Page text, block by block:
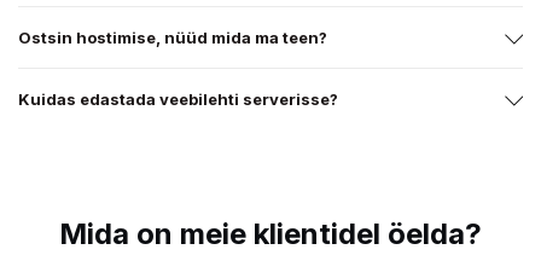
Ostsin hostimise, nüüd mida ma teen?
Kuidas edastada veebilehti serverisse?
Mida on meie klientidel öelda?